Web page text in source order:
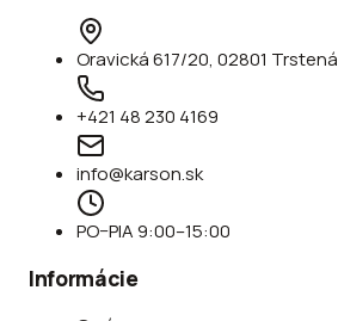
Oravická 617/20, 02801 Trstená
+421 48 230 4169
info@karson.sk
PO–PIA 9:00–15:00
Informácie